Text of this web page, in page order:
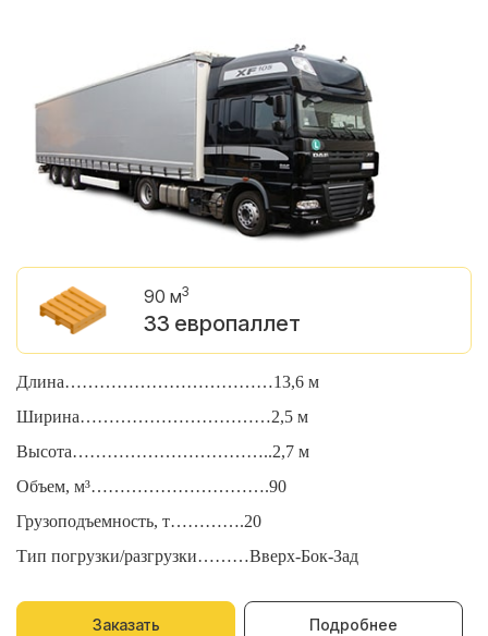
90 м3
33 европаллет
Длина………………………………13,6 м
Ширина……………………………2,5 м
Высота……………………………..2,7 м
Объем, м³………………………….90
Грузоподъемность, т………….20
Тип погрузки/разгрузки………Вверх-Бок-Зад
Заказать Подробнее